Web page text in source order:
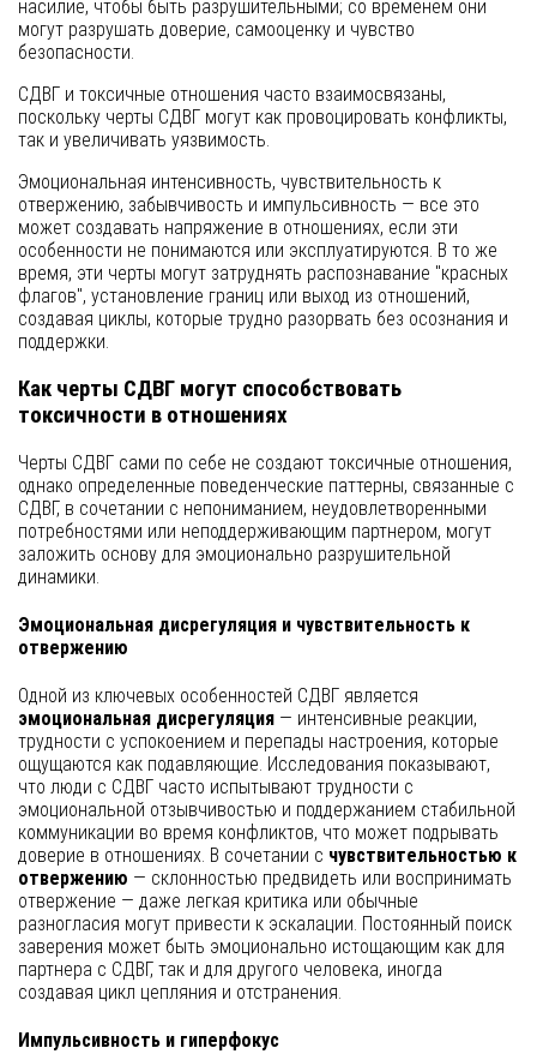
насилие, чтобы быть разрушительными; со временем они
могут разрушать доверие, самооценку и чувство
безопасности.
СДВГ и токсичные отношения часто взаимосвязаны,
поскольку черты СДВГ могут как провоцировать конфликты,
так и увеличивать уязвимость.
Эмоциональная интенсивность, чувствительность к
отвержению, забывчивость и импульсивность — все это
может создавать напряжение в отношениях, если эти
особенности не понимаются или эксплуатируются. В то же
время, эти черты могут затруднять распознавание "красных
флагов", установление границ или выход из отношений,
создавая циклы, которые трудно разорвать без осознания и
поддержки.
Как черты СДВГ могут способствовать
токсичности в отношениях
Черты СДВГ сами по себе не создают токсичные отношения,
однако определенные поведенческие паттерны, связанные с
СДВГ, в сочетании с непониманием, неудовлетворенными
потребностями или неподдерживающим партнером, могут
заложить основу для эмоционально разрушительной
динамики.
Эмоциональная дисрегуляция и чувствительность к
отвержению
Одной из ключевых особенностей СДВГ является
эмоциональная дисрегуляция — интенсивные реакции,
трудности с успокоением и перепады настроения, которые
ощущаются как подавляющие. Исследования показывают,
что люди с СДВГ часто испытывают трудности с
эмоциональной отзывчивостью и поддержанием стабильной
коммуникации во время конфликтов, что может подрывать
доверие в отношениях. В сочетании с чувствительностью к
отвержению — склонностью предвидеть или воспринимать
отвержение — даже легкая критика или обычные
разногласия могут привести к эскалации. Постоянный поиск
заверения может быть эмоционально истощающим как для
партнера с СДВГ, так и для другого человека, иногда
создавая цикл цепляния и отстранения.
Импульсивность и гиперфокус